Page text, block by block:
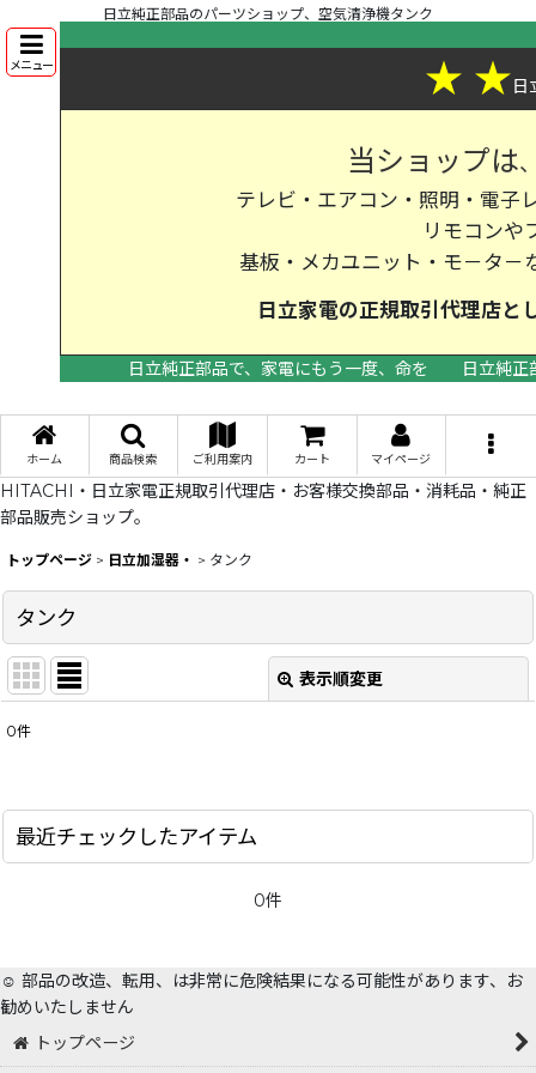
日立純正部品のパーツショップ、空気清浄機タンク
メニュー ★ ★日
当ショップは
テレビ・エアコン・照明・電子
リモコンや
基板・メカユニット・モ－タ－
日立家電の正規取引代理店
日立純正部品で、家電にもう一度、命を
日立純
ホーム 商品検索 ご利用案内 カート マイページ
HITACHI・日立家電正規取引代理店・お客様交換部品・消耗品・純正
部品販売ショップ。
トップページ > 日立加湿器・ > タンク
タンク
表示順変更
並び順:
0件
最近チェックしたアイテム
0件
☺️ 部品の改造、転用、は非常に危険結果になる可能性があります、お
勧めいたしません
トップページ